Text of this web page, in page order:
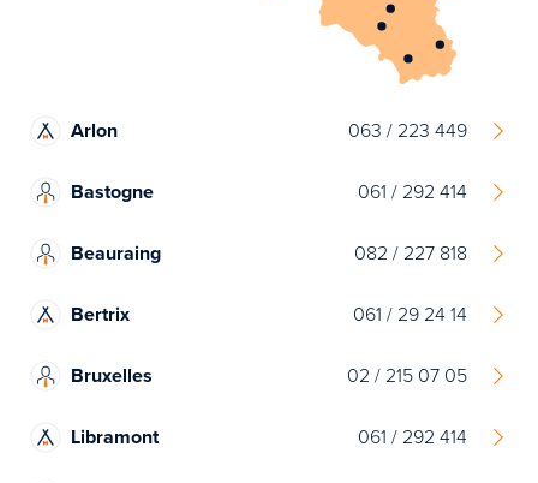
Arlon 063 / 223 449
Bastogne 061 / 292 414
Beauraing 082 / 227 818
Bertrix 061 / 29 24 14
Bruxelles 02 / 215 07 05
Libramont 061 / 292 414